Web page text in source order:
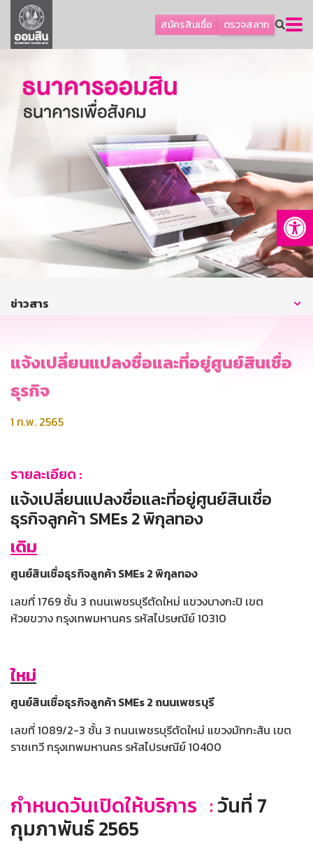
สมัครสินเชื่อ ตรวจสลาก
ลูกค้าธุรกิจ
ลูกค้าผู้ประกอบรายย่อย
ออมเพื่อสุข
เกี่ยวกับธนาคาร
การพัฒนาที่ยั่งยืน
บริการทางการเงิน
ติดต่อเรา
บริการออนไลน์
ข่าวสาร
แจ้งเปลี่ยนแปลงชื่อและที่อยู่ศูนย์สินเชื่อ
ธุรกิจ
1 ก.พ. 2565
รายละเอียด :
แจ้งเปลี่ยนแปลงชื่อและที่อยู่ศูนย์สินเชื่อ
ธุรกิจลูกค้า SMEs 2 พิกุลทอง
เดิม
ศูนย์สินเชื่อธุรกิจลูกค้า SMEs 2 พิกุลทอง
เลขที่ 1769 ชั้น 3 ถนนเพชรบุรีตัดใหม่ แขวงบางกะปิ เขต
ห้วยขวาง กรุงเทพมหานคร รหัสไปรษณีย์ 10310
ใหม่
ศูนย์สินเชื่อธุรกิจลูกค้า SMEs 2 ถนนเพชรบุรี
เลขที่ 1089/2-3 ชั้น 3 ถนนเพชรบุรีตัดใหม่ แขวงมักกะสัน เขต
ราชเทวี กรุงเทพมหานคร รหัสไปรษณีย์ 10400
กำหนดวันเปิดให้บริการ :วันที่ 7
กุมภาพันธ์ 2565